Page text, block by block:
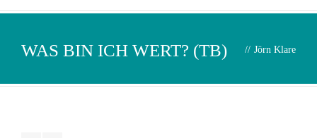
WAS BIN ICH WERT? (TB) // Jörn Klare